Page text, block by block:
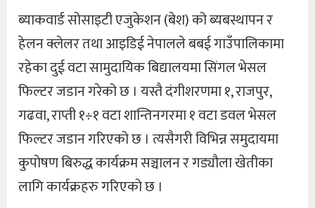
ब्याकवार्ड सोसाइटी एजुकेशन (बेश) को ब्यबस्थापन र
हेलन क्लेलर तथा आइडिई नेपालले बबई गाउँपालिकामा
रहेका दुई वटा सामुदायिक बिद्यालयमा सिंगल भेसल
फिल्टर जडान गरेको छ । यस्तै दंगीशरणमा १, राजपुर,
गढवा, राप्ती १÷१ वटा शान्तिनगरमा १ वटा डवल भेसल
फिल्टर जडान गरिएको छ । त्यसैगरी विभिन्न समुदायमा
कुपोषण बिरुद्ध कार्यक्रम सञ्चालन र गड्यौला खेतीका
लागि कार्यक्रहरु गरिएको छ ।